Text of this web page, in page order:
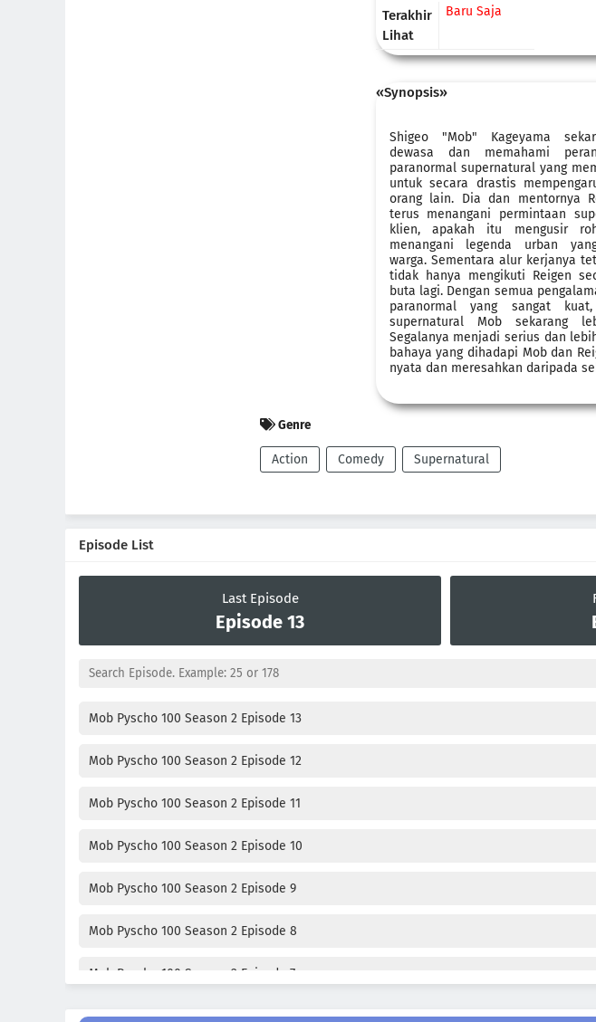
Terakhir
Lihat
Baru Saja
«Synopsis»
Shigeo "Mob" Kageyama
dewasa dan memahami
paranormal supernatural yang
untuk secara drastis
orang lain. Dia dan mentornya
terus menangani permintaan
klien, apakah itu mengusir
menangani legenda urban
warga. Sementara alur kerjanya
tidak hanya mengikuti Reigen
buta lagi. Dengan semua
paranormal yang sangat kuat,
supernatural Mob sekarang
Segalanya menjadi serius dan
bahaya yang dihadapi Mob dan
nyata dan meresahkan daripada
Genre
Action Comedy Supernatural
Episode List
Last Episode
Episode 13
Mob Pyscho 100 Season 2 Episode 13
Mob Pyscho 100 Season 2 Episode 12
Mob Pyscho 100 Season 2 Episode 11
Mob Pyscho 100 Season 2 Episode 10
Mob Pyscho 100 Season 2 Episode 9
Mob Pyscho 100 Season 2 Episode 8
Mob Pyscho 100 Season 2 Episode 7
Mob Pyscho 100 Season 2 Episode 6